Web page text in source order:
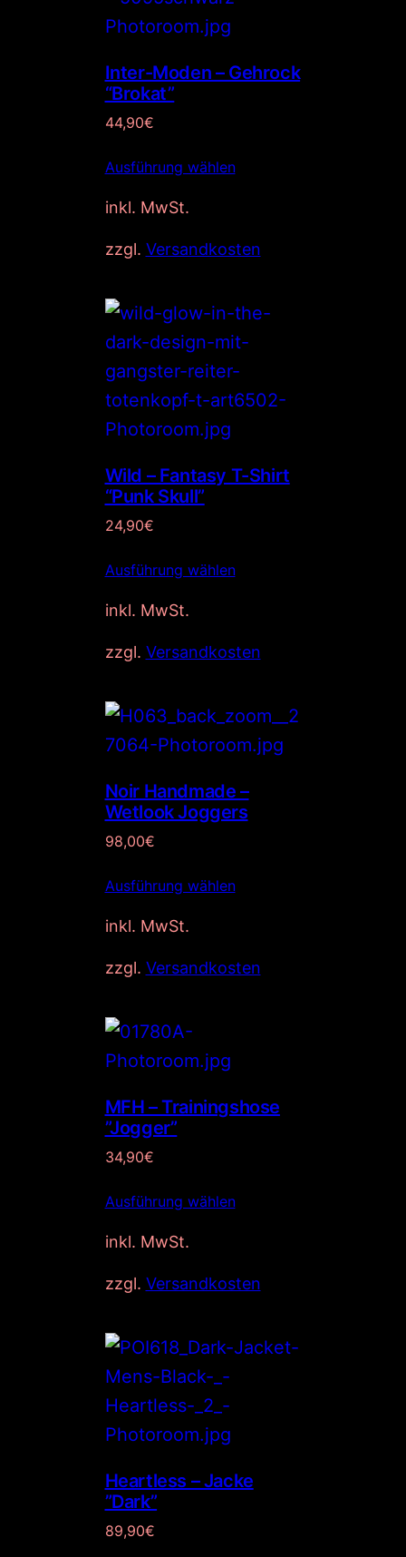
Inter-Moden – Gehrock
“Brokat”
44,90€
Ausführung wählen
inkl. MwSt.
zzgl. Versandkosten
Wild – Fantasy T-Shirt
“Punk Skull”
24,90€
Ausführung wählen
inkl. MwSt.
zzgl. Versandkosten
Noir Handmade –
Wetlook Joggers
98,00€
Ausführung wählen
inkl. MwSt.
zzgl. Versandkosten
MFH – Trainingshose
”Jogger”
34,90€
Ausführung wählen
inkl. MwSt.
zzgl. Versandkosten
Heartless – Jacke
”Dark”
89,90€